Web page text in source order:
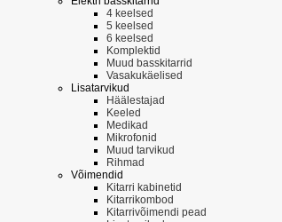
4 keelsed
5 keelsed
6 keelsed
Komplektid
Muud basskitarrid
Vasakukäelised
Lisatarvikud
Häälestajad
Keeled
Medikad
Mikrofonid
Muud tarvikud
Rihmad
Võimendid
Kitarri kabinetid
Kitarrikombod
Kitarrivõimendi pead